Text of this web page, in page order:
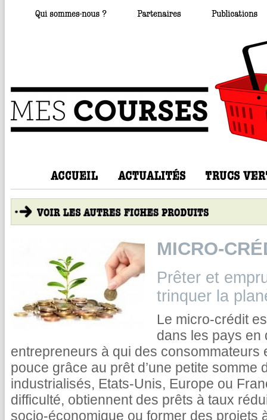
MICRO-
Prêter et
trinquer la
Le micro-crédit
dans les pays en
entrepreneurs à qui des consommateurs
pouce grâce au prêt d’une petite somme
industrialisés, Etats-Unis, Europe ou
difficulté, obtiennent des prêts à taux
socio-économique ou former des projets